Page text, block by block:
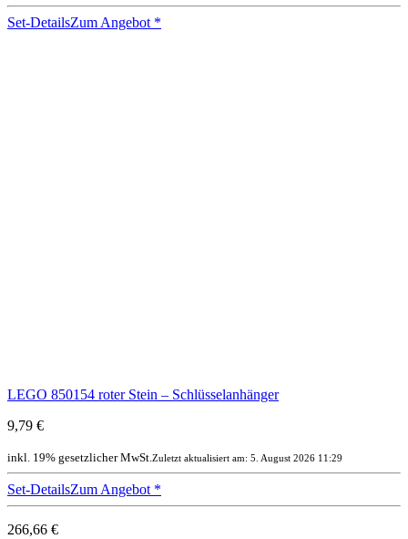
Set-DetailsZum Angebot *
LEGO 850154 roter Stein – Schlüsselanhänger
9,79 €
inkl. 19% gesetzlicher MwSt.Zuletzt aktualisiert am: 5. August 2026 11:29
Set-DetailsZum Angebot *
266,66 €